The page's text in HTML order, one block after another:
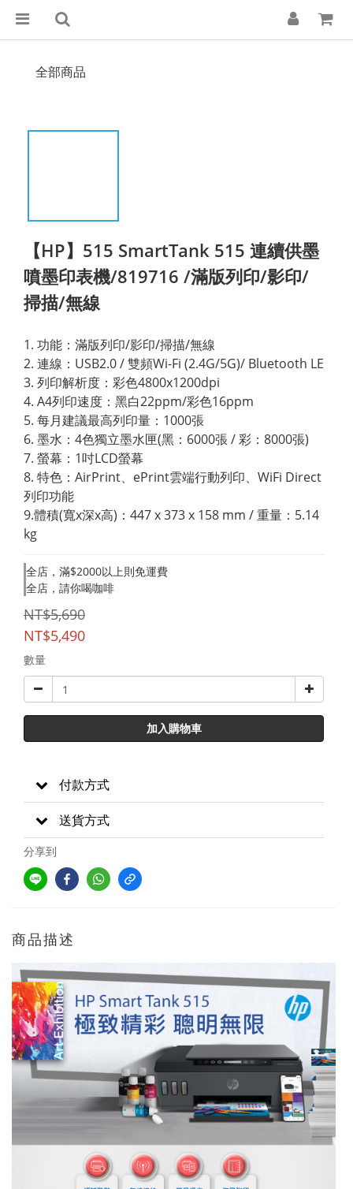
全部商品
【HP】515 SmartTank 515 連續供墨
噴墨印表機/819716 /滿版列印/影印/
掃描/無線
1. 功能：滿版列印/影印/掃描/無線
2. 連線：USB2.0 / 雙頻Wi-Fi (2.4G/5G)/ Bluetooth LE
3. 列印解析度：彩色4800x1200dpi
4. A4列印速度：黑白22ppm/彩色16ppm
5. 每月建議最高列印量：1000張
6. 墨水：4色獨立墨水匣(黑：6000張 / 彩：8000張)
7. 螢幕：1吋LCD螢幕
8. 特色：AirPrint、ePrint雲端行動列印、WiFi Direct
列印功能
9.體積(寬x深x高)：447 x 373 x 158 mm / 重量：5.14
kg
全店，滿$2000以上則免運費
全店，請你喝咖啡
NT$5,690
NT$5,490
數量
加入購物車
付款方式
送貨方式
分享到
商品描述